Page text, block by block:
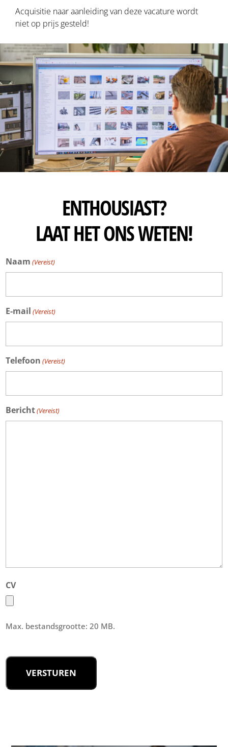
Acquisitie naar aanleiding van deze vacature wordt
niet op prijs gesteld!
ENTHOUSIAST?
LAAT HET ONS WETEN!
Naam (Vereist)
E-mail (Vereist)
Telefoon (Vereist)
Bericht(Vereist)
CV
Max. bestandsgrootte: 20 MB.